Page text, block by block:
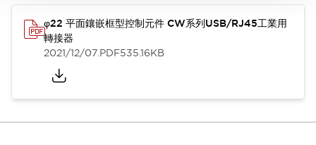
φ22 平面鑲嵌框型控制元件 CW系列USB/RJ45工業用
轉接器
2021/12/07.PDF535.16KB